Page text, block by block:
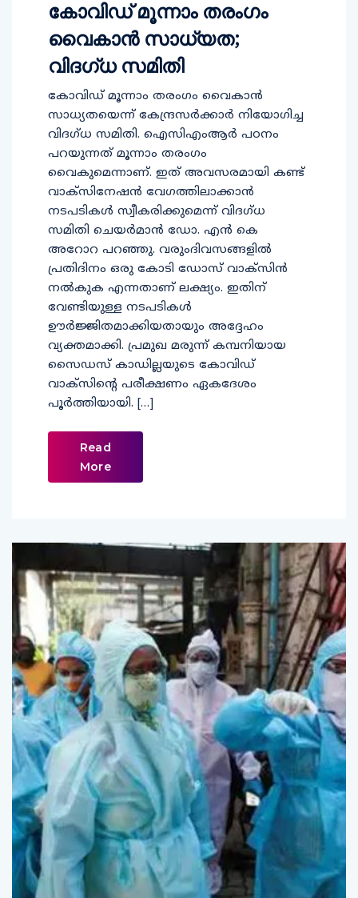
കോവിഡ് മൂന്നാം തരംഗം
വൈകാൻ സാധ്യത;
വിദഗ്ധ സമിതി
കോവിഡ് മൂന്നാം തരംഗം വൈകാന്‍
സാധ്യതയെന്ന് കേന്ദ്രസര്‍ക്കാര്‍ നിയോഗിച്ച
വിദഗ്ധ സമിതി. ഐസിഎംആര്‍ പഠനം
പറയുന്നത് മൂന്നാം തരംഗം
വൈകുമെന്നാണ്. ഇത് അവസരമായി കണ്ട്
വാക്‌സിനേഷന്‍ വേഗത്തിലാക്കാന്‍
നടപടികള്‍ സ്വീകരിക്കുമെന്ന് വിദഗ്ധ
സമിതി ചെയര്‍മാന്‍ ഡോ. എന്‍ കെ
അറോറ പറഞ്ഞു. വരുംദിവസങ്ങളില്‍
പ്രതിദിനം ഒരു കോടി ഡോസ് വാക്‌സിന്‍
നല്‍കുക എന്നതാണ് ലക്ഷ്യം. ഇതിന്
വേണ്ടിയുള്ള നടപടികള്‍
ഊര്‍ജ്ജിതമാക്കിയതായും അദ്ദേഹം
വ്യക്തമാക്കി. പ്രമുഖ മരുന്ന് കമ്പനിയായ
സൈഡസ് കാഡില്ലയുടെ കോവിഡ്
വാക്‌സിന്റെ പരീക്ഷണം ഏകദേശം
പൂര്‍ത്തിയായി. […]
Read
More